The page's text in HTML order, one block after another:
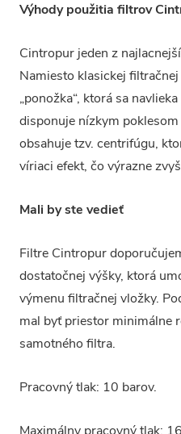
Výhody použitia filtrov
Cintropur jeden z
Namiesto klasickej
„ponožka“, ktorá sa
disponuje nízkym
obsahuje tzv. centrifúgu,
víriaci efekt, čo výrazne
Mali by ste vedieť
Filtre Cintropur
dostatočnej výšky, ktorá
výmenu filtračnej vložky.
mal byť priestor minimálne
samotného filtra.
Pracovný tlak: 10 barov.